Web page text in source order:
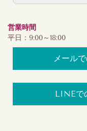
営業時間
平日：9:00～18:00
メール
LINEで